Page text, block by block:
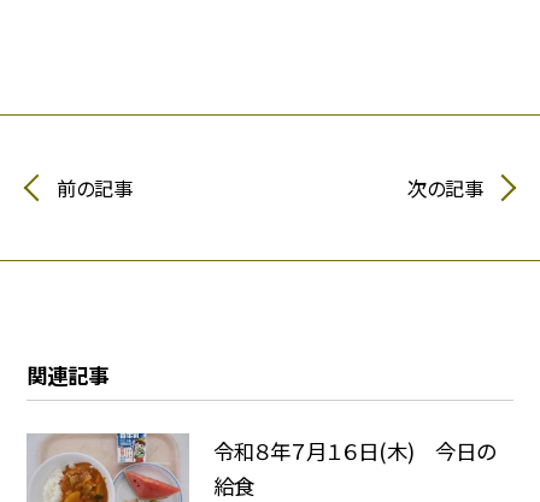
前の記事 次の記事
関連記事
令和８年７月１６日(木) 今日の
給食